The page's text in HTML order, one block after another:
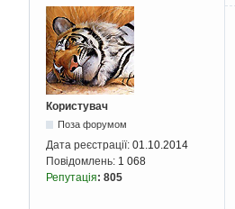
Користувач
Поза форумом
Дата реєстрації: 01.10.2014
Повідомлень: 1 068
Репутація: 805